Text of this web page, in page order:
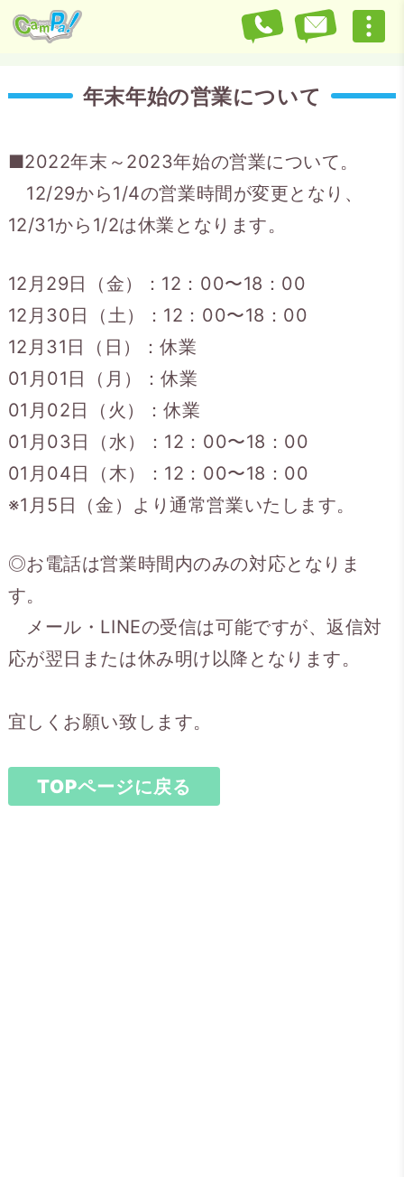
年末年始の営業について
■2022年末～2023年始の営業について。
12/29から1/4の営業時間が変更となり、
12/31から1/2は休業となります。
12月29日（金）：12：00〜18：00
12月30日（土）：12：00〜18：00
12月31日（日）：休業
01月01日（月）：休業
01月02日（火）：休業
01月03日（水）：12：00〜18：00
01月04日（木）：12：00〜18：00
※1月5日（金）より通常営業いたします。
◎お電話は営業時間内のみの対応となりま
す。
メール・LINEの受信は可能ですが、返信対
応が翌日または休み明け以降となります。
宜しくお願い致します。
TOPページに戻る